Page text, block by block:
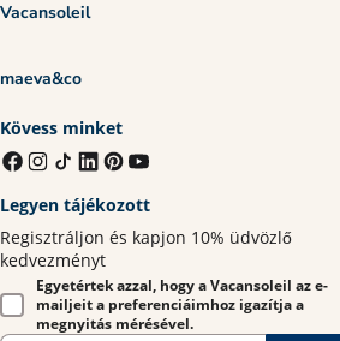
Vacansoleil
maeva&co
Kövess minket
Legyen tájékozott
Regisztráljon és kapjon 10% üdvözlő
kedvezményt
Egyetértek azzal, hogy a Vacansoleil az e-
mailjeit a preferenciáimhoz igazítja a
megnyitás mérésével.